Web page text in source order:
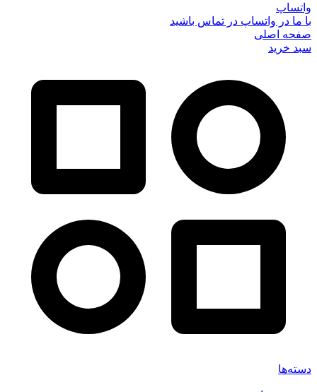
واتساپ
با ما در واتساپ در تماس باشید
صفحه اصلی
سبد خرید
دسته‌ها